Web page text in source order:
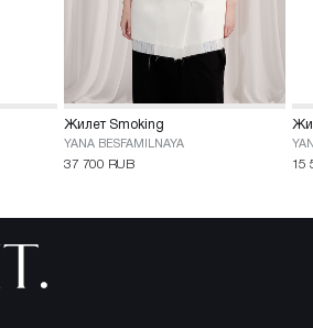
Жилет Smoking
YANA BESFAMILNAYA
37 700 RUB 15